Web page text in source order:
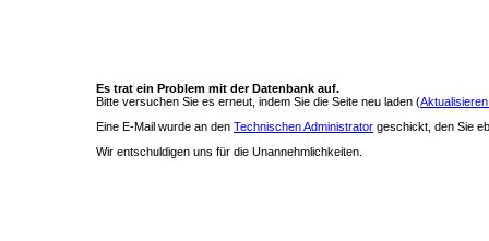
Es trat ein Problem mit der Datenbank auf.
Bitte versuchen Sie es erneut, indem Sie die Seite neu laden (
Eine E-Mail wurde an den Technischen Administrator geschickt, den Sie
Wir entschuldigen uns für die Unannehmlichkeiten.